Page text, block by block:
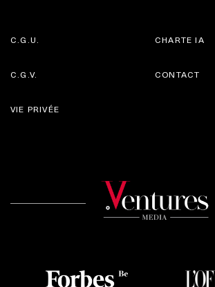
C.G.U.
C.G.V.
CHARTE IA
CONTACT
VIE PRIVÉE